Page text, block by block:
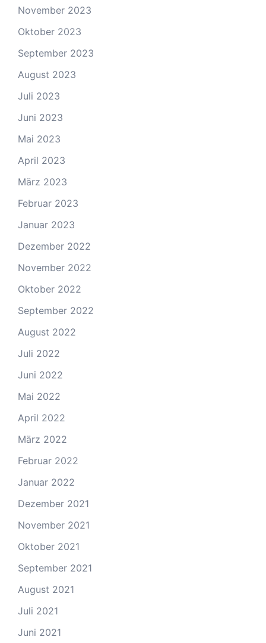
November 2023
Oktober 2023
September 2023
August 2023
Juli 2023
Juni 2023
Mai 2023
April 2023
März 2023
Februar 2023
Januar 2023
Dezember 2022
November 2022
Oktober 2022
September 2022
August 2022
Juli 2022
Juni 2022
Mai 2022
April 2022
März 2022
Februar 2022
Januar 2022
Dezember 2021
November 2021
Oktober 2021
September 2021
August 2021
Juli 2021
Juni 2021